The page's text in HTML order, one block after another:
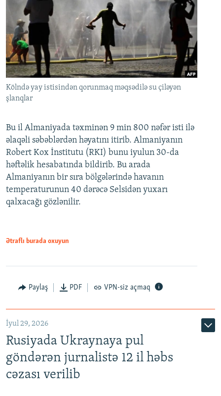
Kölndə yay istisindən qorunmaq məqsədilə su çiləyən
şlanqlar
Bu il Almaniyada təxminən 9 min 800 nəfər isti ilə
əlaqəli səbəblərdən həyatını itirib. Almaniyanın
Robert Kox İnstitutu (RKI) bunu iyulun 30-da
həftəlik hesabatında bildirib. Bu arada
Almaniyanın bir sıra bölgələrində havanın
temperaturunun 40 dərəcə Selsidən yuxarı
qalxacağı gözlənilir.
Ətraflı burada oxuyun
Paylaş PDF VPN-siz açmaq
İyul 29, 2026
Rusiyada Ukraynaya pul
göndərən jurnalistə 12 il həbs
cəzası verilib